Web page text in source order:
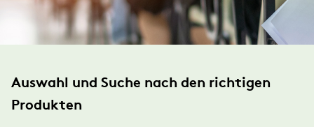
Auswahl und Suche nach den richtigen
Produkten